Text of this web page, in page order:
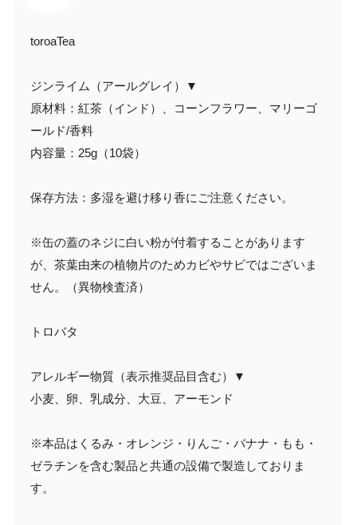
toroaTea
ジンライム（アールグレイ）▼
原材料：紅茶（インド）、コーンフラワー、マリーゴ
ールド/香料
内容量：25g（10袋）
保存方法：多湿を避け移り香にご注意ください。
※缶の蓋のネジに白い粉が付着することがあります
が、茶葉由来の植物片のためカビやサビではございま
せん。（異物検査済）
トロバタ
アレルギー物質（表示推奨品目含む）▼
小麦、卵、乳成分、大豆、アーモンド
※本品はくるみ・オレンジ・りんご・バナナ・もも・
ゼラチンを含む製品と共通の設備で製造しておりま
す。